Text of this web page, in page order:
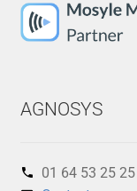
AGNOSYS
01 64 53 25 25‬